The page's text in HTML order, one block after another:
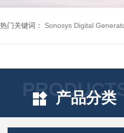
热门关键词： Sonosys Digital
PRODUCTS
产品分类